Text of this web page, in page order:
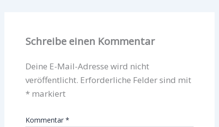
Schreibe einen Kommentar
Deine E-Mail-Adresse wird nicht
veröffentlicht. Erforderliche Felder sind mit
*markiert
Kommentar *